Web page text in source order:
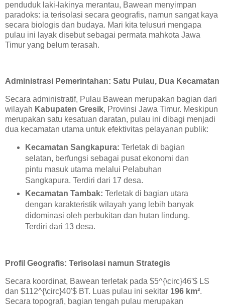
penduduk laki-lakinya merantau, Bawean menyimpan
paradoks: ia terisolasi secara geografis, namun sangat kaya
secara biologis dan budaya. Mari kita telusuri mengapa
pulau ini layak disebut sebagai permata mahkota Jawa
Timur yang belum terasah.
Administrasi Pemerintahan: Satu Pulau, Dua Kecamatan
Secara administratif, Pulau Bawean merupakan bagian dari
wilayah Kabupaten Gresik, Provinsi Jawa Timur. Meskipun
merupakan satu kesatuan daratan, pulau ini dibagi menjadi
dua kecamatan utama untuk efektivitas pelayanan publik:
Kecamatan Sangkapura: Terletak di bagian
selatan, berfungsi sebagai pusat ekonomi dan
pintu masuk utama melalui Pelabuhan
Sangkapura. Terdiri dari 17 desa.
Kecamatan Tambak: Terletak di bagian utara
dengan karakteristik wilayah yang lebih banyak
didominasi oleh perbukitan dan hutan lindung.
Terdiri dari 13 desa.
Profil Geografis: Terisolasi namun Strategis
Secara koordinat, Bawean terletak pada $5^{\circ}46'$ LS
dan $112^{\circ}40'$ BT. Luas pulau ini sekitar 196 km².
Secara topografi, bagian tengah pulau merupakan